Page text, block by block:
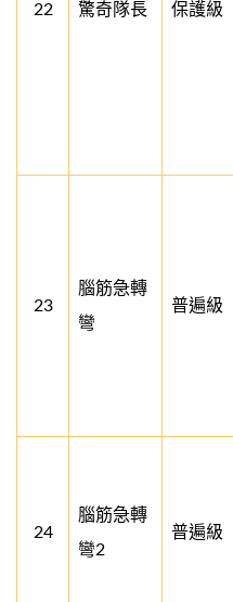
22 驚奇隊長 保護級
23
腦筋急轉
彎
普遍級
24
腦筋急轉
彎2
普遍級